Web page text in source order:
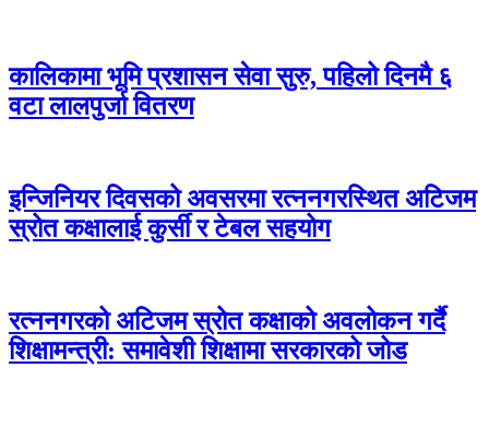
कालिकामा भूमि प्रशासन सेवा सुरु, पहिलो दिनमै ६
वटा लालपुर्जा वितरण
इन्जिनियर दिवसको अवसरमा रत्ननगरस्थित अटिजम
स्रोत कक्षालाई कुर्सी र टेबल सहयोग
रत्ननगरको अटिजम स्रोत कक्षाको अवलोकन गर्दै
शिक्षामन्त्री: समावेशी शिक्षामा सरकारको जोड